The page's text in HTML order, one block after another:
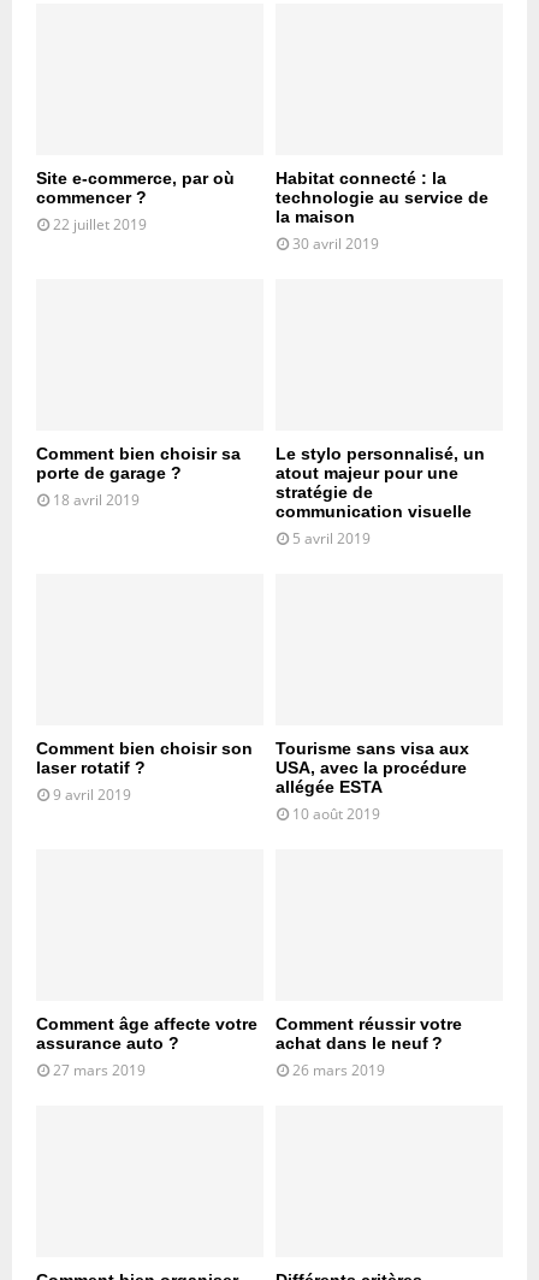
Site e-commerce, par où
commencer ?
22 juillet 2019
Habitat connecté : la
technologie au service de
la maison
30 avril 2019
Comment bien choisir sa
porte de garage ?
18 avril 2019
Le stylo personnalisé, un
atout majeur pour une
stratégie de
communication visuelle
5 avril 2019
Comment bien choisir son
laser rotatif ?
9 avril 2019
Tourisme sans visa aux
USA, avec la procédure
allégée ESTA
10 août 2019
Comment âge affecte votre
assurance auto ?
27 mars 2019
Comment réussir votre
achat dans le neuf ?
26 mars 2019